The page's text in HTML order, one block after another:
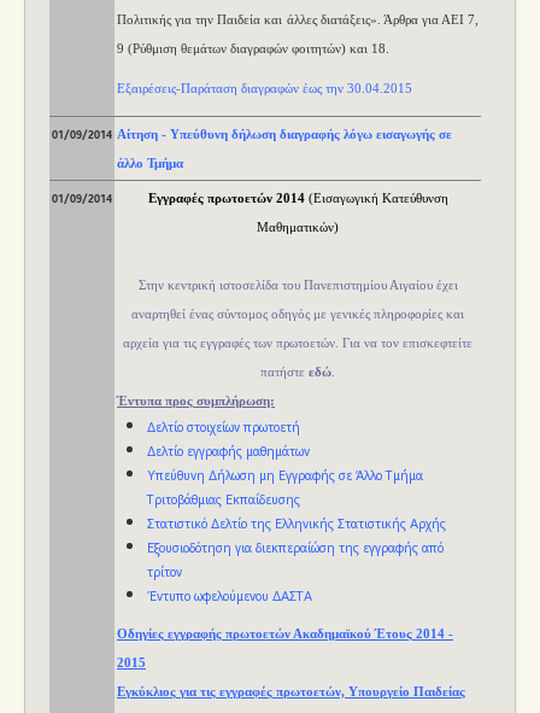
Πολιτικής για την Παιδεία και άλλες διατάξεις». Άρθρα για ΑΕΙ 7,
9 (Ρύθμιση θεμάτων διαγραφών φοιτητών) και 18.
Εξαιρέσεις-Παράταση διαγραφών έως την 30.04.2015
01/09/2014 Αίτηση - Υπεύθυνη δήλωση διαγραφής λόγω εισαγωγής σε
άλλο Τμήμα
01/09/2014 Εγγραφές πρωτοετών 2014(Εισαγωγική Κατεύθυνση
Μαθηματικών)
Στην κεντρική ιστοσελίδα του Πανεπιστημίου Αιγαίου έχει
αναρτηθεί ένας σύντομος οδηγός με γενικές πληροφορίες και
αρχεία για τις εγγραφές των πρωτοετών. Για να τον επισκεφτείτε
πατήστε εδώ
Έντυπα προς συμπλήρωση:
Δελτίο στοιχείων πρωτοετή
Δελτίο εγγραφής μαθημάτων
Υπεύθυνη Δήλωση μη Εγγραφής σε Άλλο Τμήμα
Τριτοβάθμιας Εκπαίδευσης
Στατιστικό Δελτίο της Ελληνικής Στατιστικής Αρχής
Εξουσιοδότηση για διεκπεραίώση της εγγραφής από
τρίτον
Έντυπο ωφελούμενου ΔΑΣΤΑ
Οδηγίες εγγραφής πρωτοετών Ακαδημαϊκού Έτους 2014 -
2015
Εγκύκλιος για τις εγγραφές πρωτοετών, Υπουργείο Παιδείας